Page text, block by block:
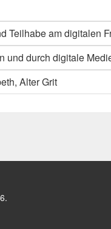
Teilhabe am digitalen
und durch digitale
Alter Grit